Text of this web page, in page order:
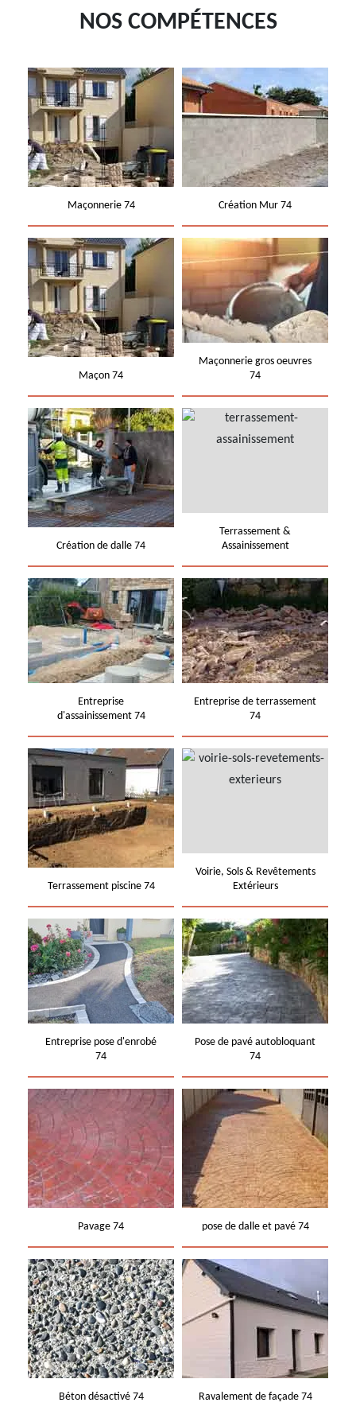
NOS COMPÉTENCES
Maçonnerie 74 Création Mur 74
Maçon 74
Maçonnerie gros oeuvres
74
Création de dalle 74
Terrassement &
Assainissement
Entreprise
d'assainissement 74
Entreprise de terrassement
74
Terrassement piscine 74
Voirie, Sols & Revêtements
Extérieurs
Entreprise pose d'enrobé
74
Pose de pavé autobloquant
74
Pavage 74 pose de dalle et pavé 74
Béton désactivé 74 Ravalement de façade 74